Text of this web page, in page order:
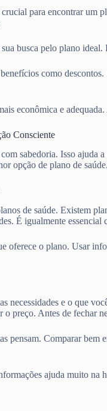
para encontrar
busca pelo plano
como
econômica e
Consciente
sabedoria. Isso
opção de plano de saúde.
de saúde. Existem
É igualmente
oferece o plano. Usar
necessidades e o que
preço. Antes de fechar
pensam. Comparar
ajuda muito na